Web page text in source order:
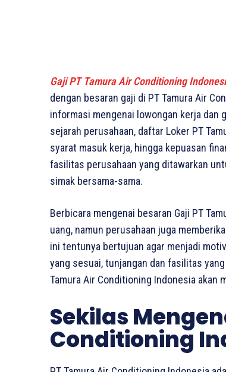
Gaji PT Tamura Air Conditioning
dengan besaran gaji di PT Tamura Air
informasi mengenai lowongan kerja dan
sejarah perusahaan, daftar Loker PT
syarat masuk kerja, hingga kepuasan
fasilitas perusahaan yang ditawarkan
simak bersama-sama.
Berbicara mengenai besaran Gaji PT
uang, namun perusahaan juga
ini tentunya bertujuan agar menjadi
yang sesuai, tunjangan dan fasilitas
Tamura Air Conditioning Indonesia akan
Sekilas
Conditioning